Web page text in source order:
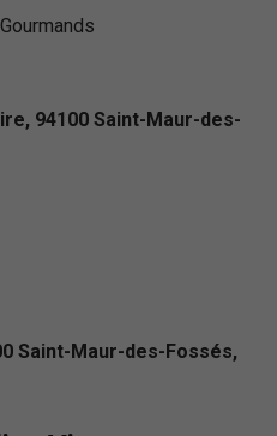
94100 Saint-Maur-des-
Saint-Maur-des-Fossés,